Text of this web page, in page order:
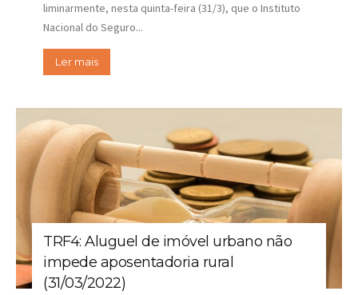
liminarmente, nesta quinta-feira (31/3), que o Instituto
Nacional do Seguro...
Ler mais
TRF4: Aluguel de imóvel urbano não
impede aposentadoria rural
(31/03/2022)